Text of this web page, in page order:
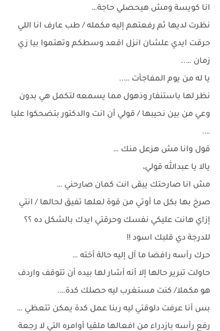
انا كويسة ومش هيحصلي حاجة…
نظرت لديها ثم رفعتهم إليه مكمله / طب عارف انا اللي
حرقت ايدي علشان انزل اقعد وسطكم وتهتموا بيا زي
زمان …..
يا له من يوم المفاجأت …..
نظر لها باستنفار وذهول مما يسمعه لتكمل هي بدون
وعي من بين نحيبها / قولي أن انت والدكتور بتضحكوا عليا
….
قول وانا مش هزعل منك …
يالا يا عبدالله قولي،
مش انا صارحتك يبقى انت كمان صارحني …
صرخ بها بكل ما أوتي من قوة لعلها تفيق لحالها / انتي
إزاي هانت عليكي نفسك وحرقتي ايدك بالشكل ده ؟؟
للدرجة دي قلبك اسود !!
حرك رأسه رافضا ما آل إليه حالة أخته …
حاولت تبرير حالها إلا أنه أشار لها بيده أن تتوقف واردف
هو مكملا/ كنت مستغرب ليه حصلك كدة….
بس أنا عرفت دلوقتي ليه ربنا عمل كدة يمكن تتعظي …
رفع رأسه بازدراء من افعالها ملقيا أوامره التي لا رجعة